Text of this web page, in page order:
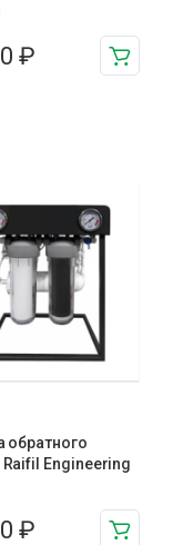
₽
обратного
Engineering
₽